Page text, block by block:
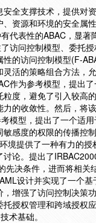
全支撑技术，提供对
资源和环境的安全属
代表性的ABAC，显
访问控制模型、委托
的访问控制模型(F-
活的策略组合方法，
作为参考模型，提出
度，避免了引入较高
的收敛性。然后，将
模型，提出了一个适
感度的权限的传播控
境提供了一种有力的
论。提出了
先决条件，进而将相
设计并实现了一个
增强了访问控制决策
授权管理和跨域授权
术基础。